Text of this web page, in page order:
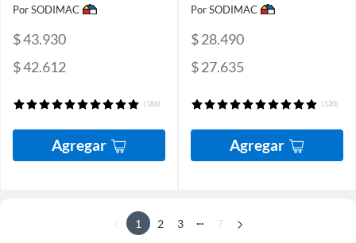
Por SODIMAC
$ 43.930
$ 42.612
(186)
Agregar
Por SODIMAC
$ 28.490
$ 27.635
(120)
Agregar
1 2 3 7